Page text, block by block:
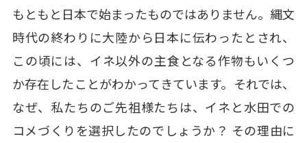
もともと日本で始まったものではありません。縄文
時代の終わりに大陸から日本に伝わったとされ、
この頃には、イネ以外の主食となる作物もいくつ
か存在したことがわかってきています。それでは、
なぜ、私たちのご先祖様たちは、イネと水田での
コメづくりを選択したのでしょうか？ その理由に